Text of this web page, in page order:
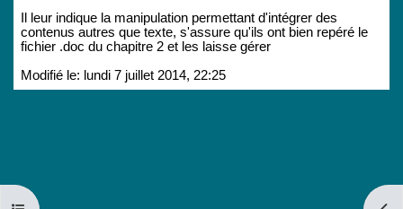
Il leur indique la manipulation permettant d'intégrer des
contenus autres que texte, s'assure qu'ils ont bien repéré le
fichier .doc du chapitre 2 et les laisse gérer
Modifié le: lundi 7 juillet 2014, 22:25